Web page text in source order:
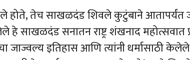
होते, तेच साखळदंड शिवले कुटुंबाने
हे साखळदंड सनातन राष्ट्र शंखनाद महोत्सवात
इतिहास आणि त्यांनी धर्मासाठी केलेले